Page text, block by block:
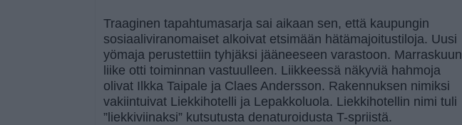
Traaginen tapahtumasarja sai aikaan sen, että kaupungin
sosiaaliviranomaiset alkoivat etsimään hätämajoitustiloja. Uusi
yömaja perustettiin tyhjäksi jääneeseen varastoon. Marraskuun
liike otti toiminnan vastuulleen. Liikkeessä näkyviä hahmoja
olivat Ilkka Taipale ja Claes Andersson. Rakennuksen nimiksi
vakiintuivat Liekkihotelli ja Lepakkoluola. Liekkihotellin nimi tuli
”liekkiviinaksi” kutsutusta denaturoidusta T-spriistä.